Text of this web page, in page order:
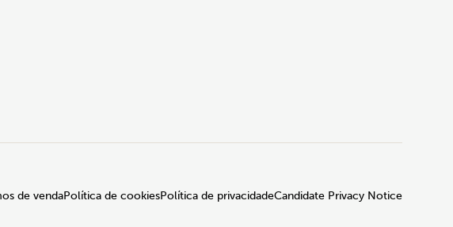
de vendaPolítica de cookiesPolítica de privacidadeCandidate Privacy Notice